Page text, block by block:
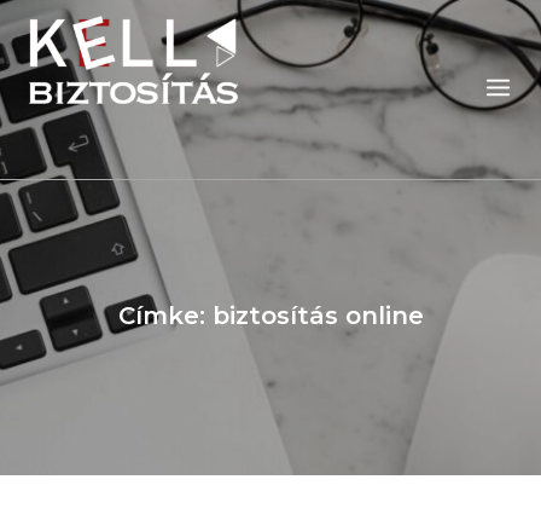
Skip
to
content
Címke: biztosítás online